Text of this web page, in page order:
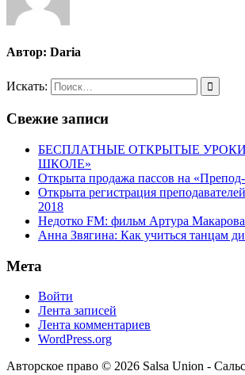
Автор: Daria
Искать:
Свежие записи
БЕСПЛАТНЫЕ ОТКРЫТЫЕ
ШКОЛЕ»
Открыта продажа пассов на
Открыта регистрация
2018
Недотко FM: фильм Артура
Анна Звягина: Как учиться танцам
Мета
Войти
Лента записей
Лента комментариев
WordPress.org
Авторское право © 2026 Salsa Union -